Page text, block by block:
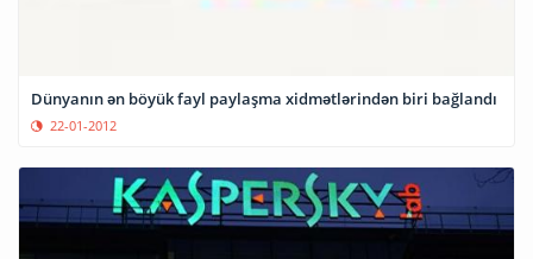
Dünyanın ən böyük fayl paylaşma xidmətlərindən biri bağlandı
22-01-2012